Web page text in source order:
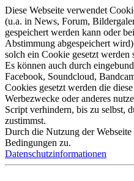
Diese Webseite verwendet
(u.a. in News, Forum,
gespeichert werden kann oder
Abstimmung abgespeichert
solch ein Cookie gesetzt werden
Es können auch durch
Facebook, Soundcloud,
Cookies gesetzt werden die
Werbezwecke oder anderes
Script verhindern, bis zu selbst,
zustimmst.
Durch die Nutzung der Webseite
Bedingungen zu.
Datenschutzinformationen